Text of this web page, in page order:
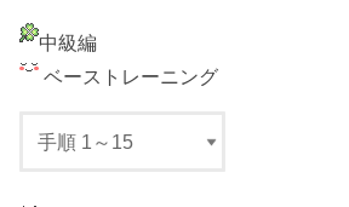
中級編
ベーストレーニング